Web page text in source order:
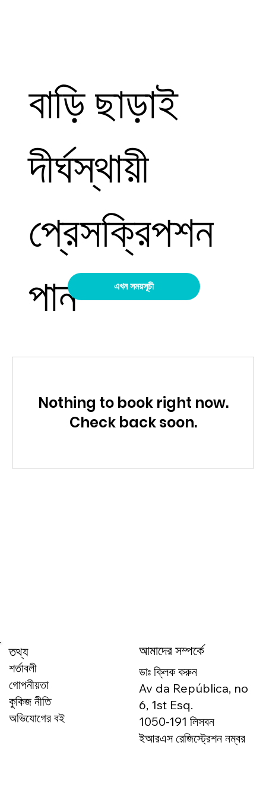
বাড়ি ছাড়াই
দীর্ঘস্থায়ী
প্রেসক্রিপশন
পান
এখন সময়সূচী
Nothing to book right now.
Check back soon.
তথ্য
শর্তাবলী
গোপনীয়তা
কুকিজ নীতি
অভিযোগের বই
আমাদের সম্পর্কে
ডাঃ ক্লিক করুন
Av da República, no
6, 1st Esq.
1050-191 লিসবন
ইআরএস রেজিস্ট্রেশন নম্বর